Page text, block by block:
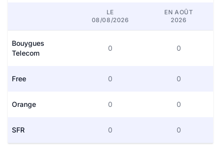
LE
08/08/2026
EN AOÛT
2026
Bouygues
Telecom
0 0
Free 0 0
Orange 0 0
SFR 0 0